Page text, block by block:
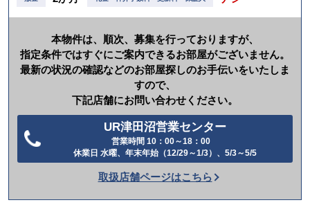
本物件は、順次、募集を行っておりますが、
指定条件ではすぐにご案内できるお部屋がございません。
最新の状況の確認などのお部屋探しのお手伝いをいたしま
すので、
下記店舗にお問い合わせください。
UR津田沼営業センター
営業時間 10：00～18：00
休業日 水曜、年末年始（12/29～1/3）、5/3～5/5
話
か
取扱店舗ページはこちら